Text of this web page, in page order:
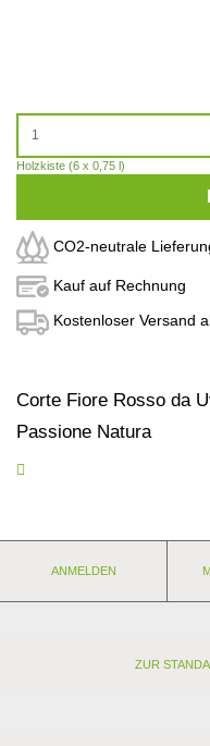
Holzkiste (6 x 0,75 l)
CO2-neutrale
Kauf auf Rechnung
Kostenloser Versand
Corte Fiore Rosso da
Passione Natura
Im Appassitoverfahren
Holzkiste! Der Versand
und Zutaten
Anbaugebiet: Italien -
ANMELDEN
ZUR